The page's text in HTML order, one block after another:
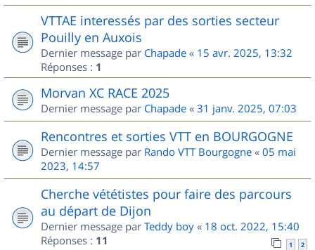
VTTAE interessés par des sorties secteur
Pouilly en Auxois
Dernier message par Chapade « 15 avr. 2025, 13:32
Réponses : 1
Morvan XC RACE 2025
Dernier message par Chapade « 31 janv. 2025, 07:03
Rencontres et sorties VTT en BOURGOGNE
Dernier message par Rando VTT Bourgogne « 05 mai
2023, 14:57
Cherche vététistes pour faire des parcours
au départ de Dijon
Dernier message par Teddy boy « 18 oct. 2022, 15:40
Réponses : 11 1 2